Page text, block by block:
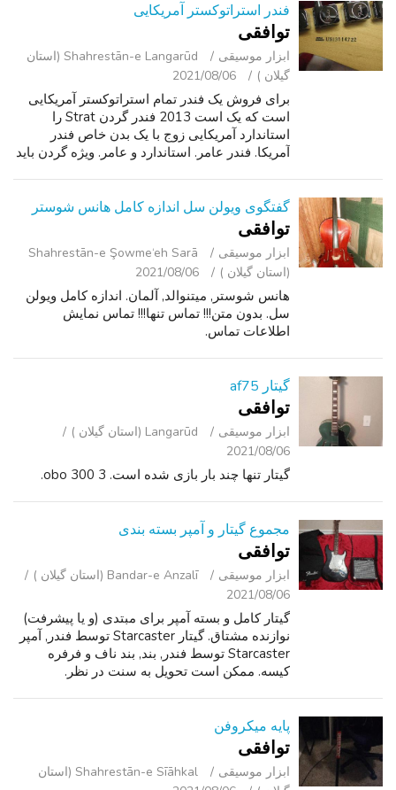
فندر استراتوکستر آمریکایی
توافقی
ابزار موسیقی
Shahrestān-e Langarūd (استان
گیلان )
2021/08/06
برای فروش یک فندر تمام استراتوکستر آمریکایی
است که یک است 2013 فندر گردن Strat را
استاندارد آمریکایی زوج با یک بدن خاص فندر
آمریکا. فندر عامر. استاندارد و عامر. ویژه گردن باید
گفتگوی ویولن سل اندازه کامل هانس شوستر
توافقی
ابزار موسیقی
Shahrestān-e Şowme‘eh Sarā
(استان گیلان )
2021/08/06
هانس شوستر, میتنوالد, آلمان. اندازه کامل ویولن
سل. بدون متن!!! تماس تنها!!! تماس نمایش
اطلاعات تماس.
گیتار af75
توافقی
ابزار موسیقی
Langarūd (استان گیلان )
2021/08/06
گیتار تنها چند بار بازی شده است. 3 300 obo.
مجموع گیتار و آمپر بسته بندی
توافقی
ابزار موسیقی
Bandar-e Anzalī (استان گیلان )
2021/08/06
گیتار کامل و بسته آمپر برای مبتدی (و یا پیشرفت)
نوازنده مشتاق. گیتار Starcaster توسط فندر, آمپر
Starcaster توسط فندر, بند, بند ناف و فرفره
کیسه. ممکن است تحویل به سنت در نظر.
پایه میکروفن
توافقی
ابزار موسیقی
Shahrestān-e Sīāhkal (استان